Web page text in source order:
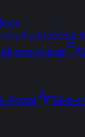
ŞirketleriFon
Analizi
Piyasa Teknik